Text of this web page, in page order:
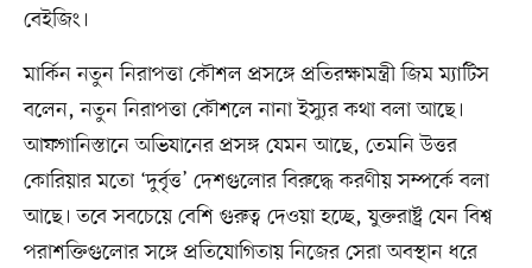
বেইজিং।
মার্কিন নতুন নিরাপত্তা কৌশল প্রসঙ্গে প্রতিরক্ষামন্ত্রী জিম ম্যাটিস
বলেন, নতুন নিরাপত্তা কৌশলে নানা ইস্যুর কথা বলা আছে।
আফগানিস্তানে অভিযানের প্রসঙ্গ যেমন আছে, তেমনি উত্তর
কোরিয়ার মতো ‘দুর্বৃত্ত’ দেশগুলোর বিরুদ্ধে করণীয় সম্পর্কে বলা
আছে। তবে সবচেয়ে বেশি গুরুত্ব দেওয়া হচ্ছে, যুক্তরাষ্ট্র যেন বিশ্ব
পরাশক্তিগুলোর সঙ্গে প্রতিযোগিতায় নিজের সেরা অবস্থান ধরে